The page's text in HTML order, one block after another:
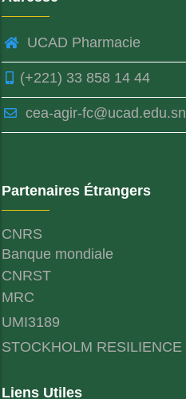
UCAD Pharmacie
(+221) 33 858 14 44
cea-agir-fc@ucad.edu.sn
Partenaires Étrangers
CNRS
Banque mondiale
CNRST
MRC
UMI3189
STOCKHOLM RESILIENCE
Liens Utiles